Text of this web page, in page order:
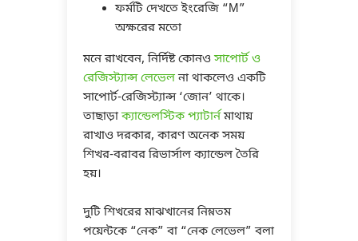
ফর্মটি দেখতে ইংরেজি “M”
অক্ষরের মতো
মনে রাখবেন, নির্দিষ্ট কোনওসাপোর্ট ও
রেজিস্ট্যান্স লেভেলনা থাকলেও একটি
সাপোর্ট-রেজিস্ট্যান্স ‘জোন’ থাকে।
তাছাড়াক্যান্ডেলস্টিক প্যাটার্নমাথায়
রাখাও দরকার, কারণ অনেক সময়
শিখর-বরাবর রিভার্সাল ক্যান্ডেল তৈরি
হয়।
দুটি শিখরের মাঝখানের নিম্নতম
পয়েন্টকে “নেক” বা “নেক লেভেল” বলা